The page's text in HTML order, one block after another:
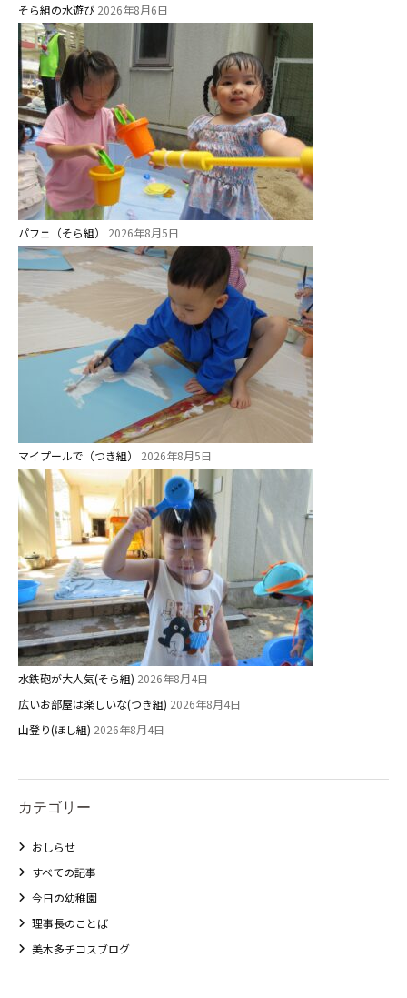
そら組の水遊び 2026年8月6日
パフェ（そら組） 2026年8月5日
マイプールで（つき組） 2026年8月5日
水鉄砲が大人気(そら組) 2026年8月4日
広いお部屋は楽しいな(つき組) 2026年8月4日
山登り(ほし組) 2026年8月4日
カテゴリー
おしらせ
すべての記事
今日の幼稚園
理事長のことば
美木多チコスブログ